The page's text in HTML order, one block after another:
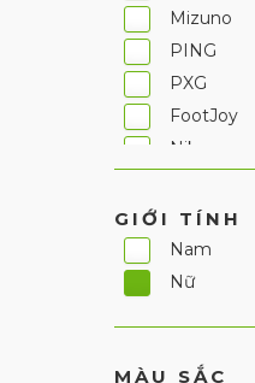
Mizuno
PING
PXG
FootJoy
Nike
Ecco
Castelbajac
JDX
Fila
GIỚI TÍNH
Nam
Nữ
MÀU SẮC